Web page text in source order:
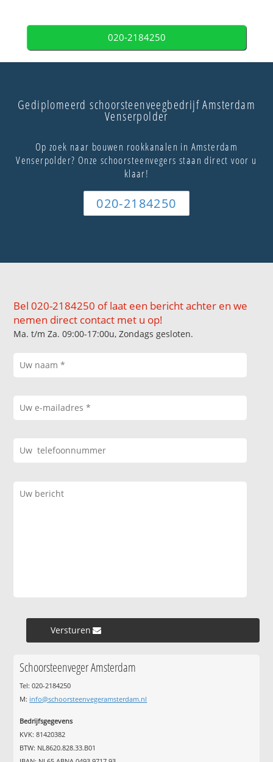
020-2184250
Gediplomeerd schoorsteenveegbedrijf Amsterdam
Venserpolder
Op zoek naar bouwen rookkanalen in Amsterdam
Venserpolder? Onze schoorsteenvegers staan direct voor u
klaar!
020-2184250
Bel 020-2184250 of laat een bericht achter en we
nemen direct contact met u op!
Ma. t/m Za. 09:00-17:00u, Zondags gesloten.
Versturen »
Schoorsteenveger Amsterdam
Tel: 020-2184250
M: info@schoorsteenvegeramsterdam.nl
Bedrijfsgegevens
KVK: 81420382
BTW: NL8620.828.33.B01